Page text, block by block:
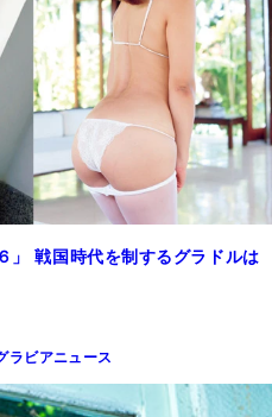
」 戦国時代を制するグラドルは
ラビアニュース